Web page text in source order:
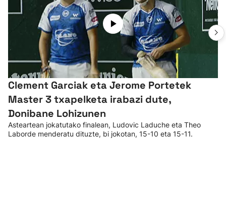
Clement Garciak eta Jerome Portetek
Master 3 txapelketa irabazi dute,
Donibane Lohizunen
Asteartean jokatutako finalean, Ludovic Laduche eta Theo
Laborde menderatu dituzte, bi jokotan, 15-10 eta 15-11.